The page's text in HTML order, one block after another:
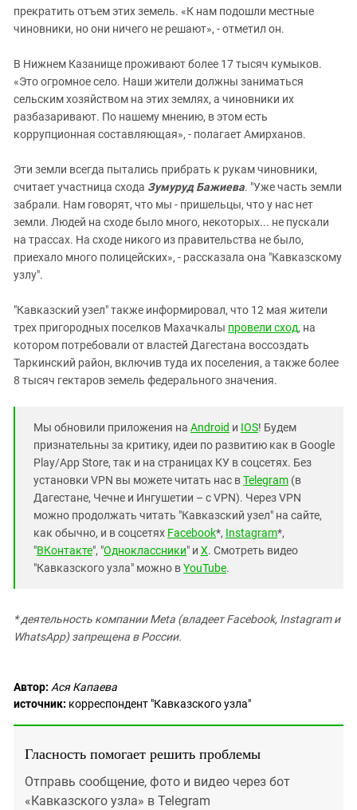
прекратить отъем этих земель. «К нам подошли местные
чиновники, но они ничего не решают», - отметил он.
В Нижнем Казанище проживают более 17 тысяч кумыков.
«Это огромное село. Наши жители должны заниматься
сельским хозяйством на этих землях, а чиновники их
разбазаривают. По нашему мнению, в этом есть
коррупционная составляющая», - полагает Амирханов.
Эти земли всегда пытались прибрать к рукам чиновники,
считает участница схода Зумуруд Бажиева. "Уже часть земли
забрали. Нам говорят, что мы - пришельцы, что у нас нет
земли. Людей на сходе было много, некоторых... не пускали
на трассах. На сходе никого из правительства не было,
приехало много полицейских», - рассказала она "Кавказскому
узлу".
"Кавказский узел" также информировал, что 12 мая жители
трех пригородных поселков Махачкалы провели сход, на
котором потребовали от властей Дагестана воссоздать
Таркинский район, включив туда их поселения, а также более
8 тысяч гектаров земель федерального значения.
Мы обновили приложения на Android и IOS! Будем
признательны за критику, идеи по развитию как в Google
Play/App Store, так и на страницах КУ в соцсетях. Без
установки VPN вы можете читать нас вTelegram (в
Дагестане, Чечне и Ингушетии – с VPN). Через VPN
можно продолжать читать "Кавказский узел" на сайте,
как обычно, и в соцсетях Facebook*, Instagram*,
"ВКонтакте", "Одноклассники" и X. Смотреть видео
"Кавказского узла" можно вYouTube.
* деятельность компании Meta (владеет Facebook, Instagram и
WhatsApp) запрещена в России.
Автор: Ася Капаева
источник: корреспондент "Кавказского узла"
Гласность помогает решить проблемы
Отправь сообщение, фото и видео через бот
«Кавказского узла» в Telegram